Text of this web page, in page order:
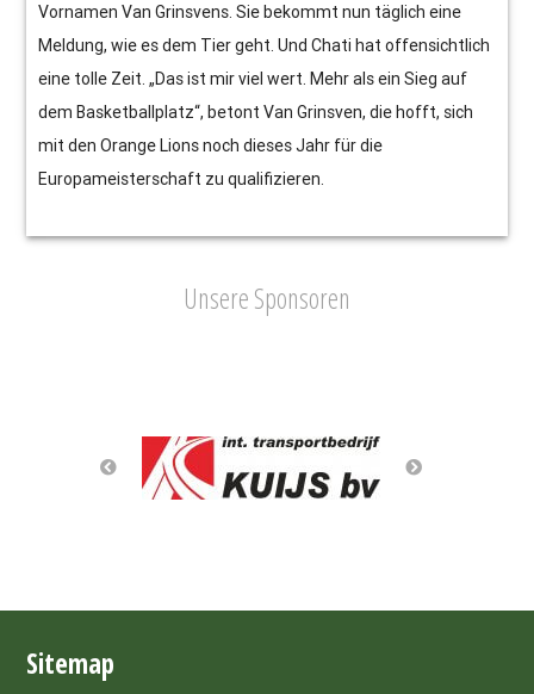
Vornamen Van Grinsvens. Sie bekommt nun täglich eine
Meldung, wie es dem Tier geht. Und Chati hat offensichtlich
eine tolle Zeit. „Das ist mir viel wert. Mehr als ein Sieg auf
dem Basketballplatz“, betont Van Grinsven, die hofft, sich
mit den Orange Lions noch dieses Jahr für die
Europameisterschaft zu qualifizieren.
Unsere Sponsoren
Sitemap